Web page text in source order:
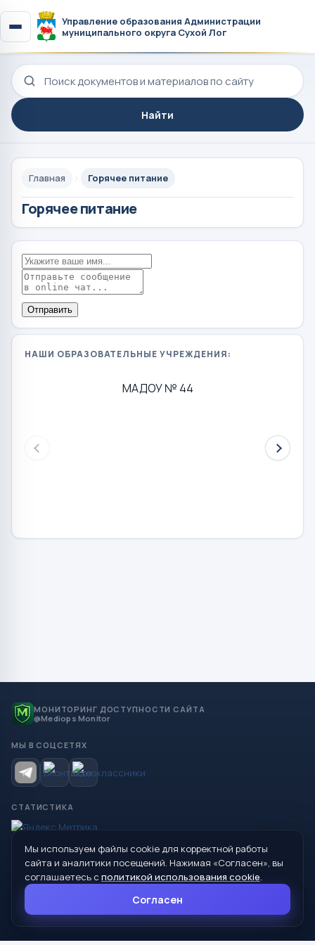
Управление образования Администрации
муниципального округа Сухой Лог
Поиск по сайту
Найти
Главная Горячее питание
Горячее питание
НАШИ ОБРАЗОВАТЕЛЬНЫЕ УЧРЕЖДЕНИЯ:
МАДОУ № 44
МОНИТОРИНГ ДОСТУПНОСТИ САЙТА
@Mediops Monitor
МЫ В СОЦСЕТЯХ
СТАТИСТИКА
© 2026 Управление образования Администрации МО
Сухой Лог
624800, Свердловская область, г. Сухой Лог, ул. Кирова, дом 7
8 (34373) 4-33-85
Мы используем файлы cookie для корректной работы
сайта и аналитики посещений. Нажимая «Согласен», вы
соглашаетесь с политикой использования cookie.
Согласен